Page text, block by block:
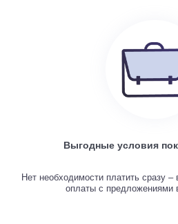
Выгодные условия
Нет необходимости платить сразу
оплаты с предложениями